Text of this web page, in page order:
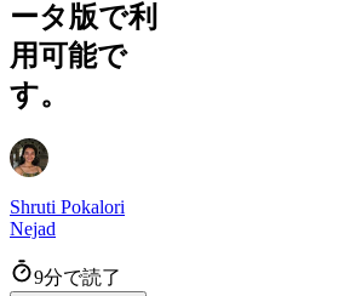
ータ版で利
用可能で
す。
Shruti Pokalori
Nejad
9分で読了